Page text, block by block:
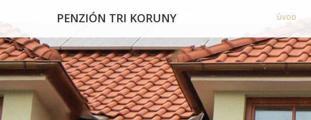
PENZIÓN TRI KORUNY ÚVOD